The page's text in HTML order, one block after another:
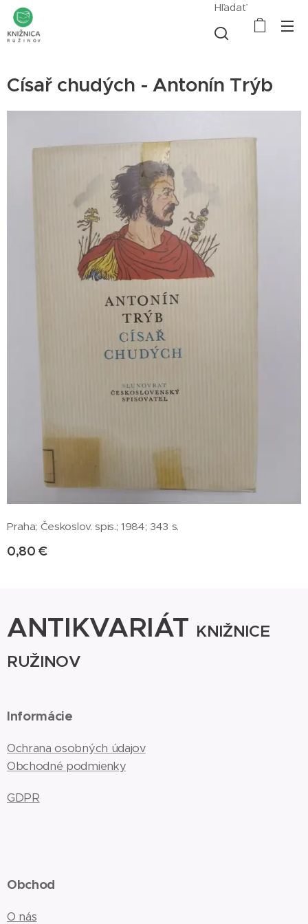
Hľadať
Císař chudých - Antonín Trýb
Praha; Českoslov. spis.; 1984; 343 s.
0,80 €
ANTIKVARIÁT KNIŽNICE
RUŽINOV
Informácie
Ochrana osobných údajov
Obchodné podmienky
GDPR
Obchod
O nás